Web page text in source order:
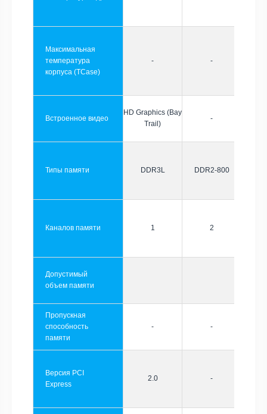
Максимальная
температура
корпуса (TCase)
- -
Встроенное видео
HD Graphics (Bay
Trail)
-
Типы памяти DDR3L DDR2-800
Каналов памяти 1 2
Допустимый
объем памяти
Пропускная
способность
памяти
- -
Версия PCI
Express
2.0 -